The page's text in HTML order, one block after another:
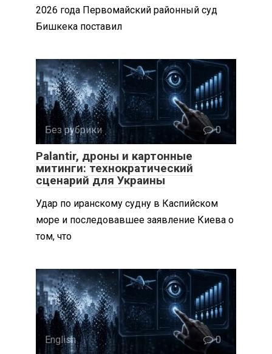
2026 года Первомайский районный суд
Бишкека поставил
Без рубрики 0
Palantir, дроны и картонные
митинги: технократический
сценарий для Украины
Удар по иранскому судну в Каспийском
море и последовавшее заявление Киева о
том, что
English 0